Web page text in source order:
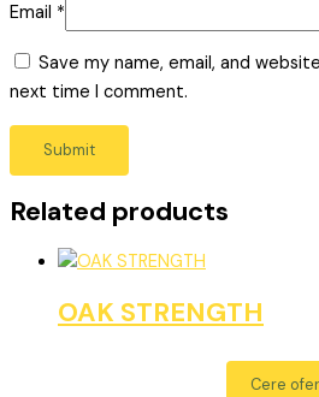
Email *
Save my name, email, and
next time I comment.
Related products
OAK STRENGTH
Cere